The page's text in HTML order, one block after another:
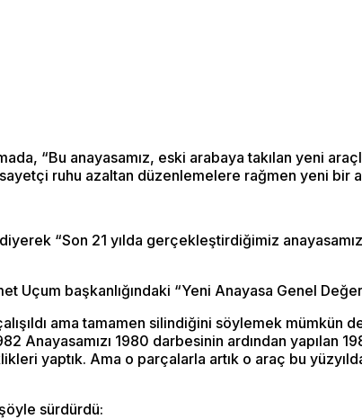
“Bu anayasamız, eski arabaya takılan yeni
ruhu azaltan düzenlemelere rağmen yeni bir
“Son 21 yılda gerçekleştirdiğimiz
Uçum başkanlığındaki “Yeni Anayasa Genel
ama tamamen silindiğini söylemek
Anayasamızı 1980 darbesinin ardından
yaptık. Ama o parçalarla artık o araç bu
sürdürdü: